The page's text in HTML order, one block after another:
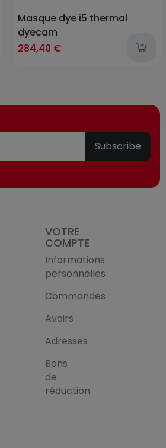
items
Masque dye i5 thermal
dyecam
284,40 €
Subscribe
VOTRE
COMPTE
Informations
personnelles
Commandes
Avoirs
Adresses
Bons
de
réduction